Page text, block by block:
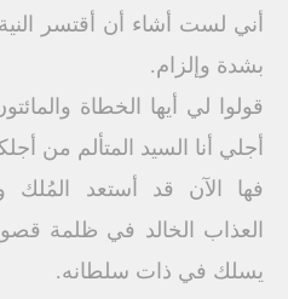
أني لست أشاء أن أقتسر
بشدة وإلزام.
قولوا لي أيها الخطاة
أجلي أنا السيد المتألم من
فها الآن قد أستعد المُلك
العذاب الخالد في ظلمة
يسلك في ذات سلطانه.